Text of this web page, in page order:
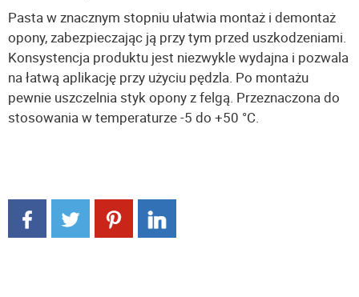
Pasta w znacznym stopniu ułatwia montaż i demontaż
opony, zabezpieczając ją przy tym przed uszkodzeniami.
Konsystencja produktu jest niezwykle wydajna i pozwala
na łatwą aplikację przy użyciu pędzla. Po montażu
pewnie uszczelnia styk opony z felgą. Przeznaczona do
stosowania w temperaturze -5 do +50 °C.